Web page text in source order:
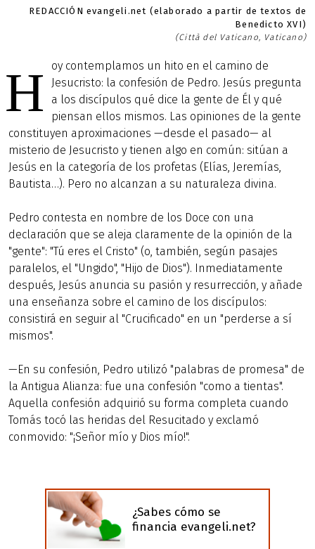
REDACCIÓN evangeli.net (elaborado a partir de textos de
Benedicto XVI)
(Città del Vaticano, Vaticano)
H
oy contemplamos un hito en el camino de
Jesucristo: la confesión de Pedro. Jesús pregunta
a los discípulos qué dice la gente de Él y qué
piensan ellos mismos. Las opiniones de la gente
constituyen aproximaciones —desde el pasado— al
misterio de Jesucristo y tienen algo en común: sitúan a
Jesús en la categoría de los profetas (Elías, Jeremías,
Bautista…). Pero no alcanzan a su naturaleza divina.
Pedro contesta en nombre de los Doce con una
declaración que se aleja claramente de la opinión de la
"gente": "Tú eres el Cristo" (o, también, según pasajes
paralelos, el "Ungido", "Hijo de Dios"). Inmediatamente
después, Jesús anuncia su pasión y resurrección, y añade
una enseñanza sobre el camino de los discípulos:
consistirá en seguir al "Crucificado" en un "perderse a sí
mismos".
—En su confesión, Pedro utilizó "palabras de promesa" de
la Antigua Alianza: fue una confesión "como a tientas".
Aquella confesión adquirió su forma completa cuando
Tomás tocó las heridas del Resucitado y exclamó
conmovido: "¡Señor mío y Dios mío!".
¿Sabes cómo se
financia evangeli.net?